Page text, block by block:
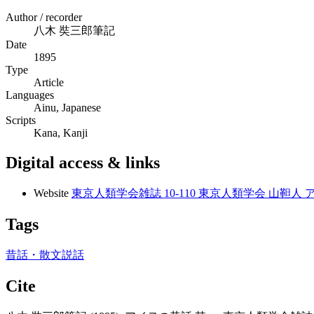
Author / recorder
八木 奘三郎筆記
Date
1895
Type
Article
Languages
Ainu, Japanese
Scripts
Kana, Kanji
Digital access & links
Website 東京人類学会雑誌 10-110 東京人類学会 山靼人
Tags
昔話・散文説話
Cite